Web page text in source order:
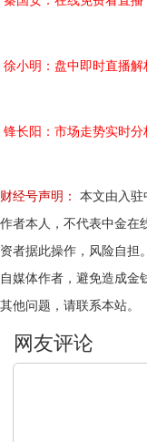
徐小明：盘中即时直播解
锋长阳：市场走势实时分
财经号声明：
本文由入驻
作者本人，不代表中金在
资者据此操作，风险自担
自媒体作者，避免造成金
其他问题，请联系本站。